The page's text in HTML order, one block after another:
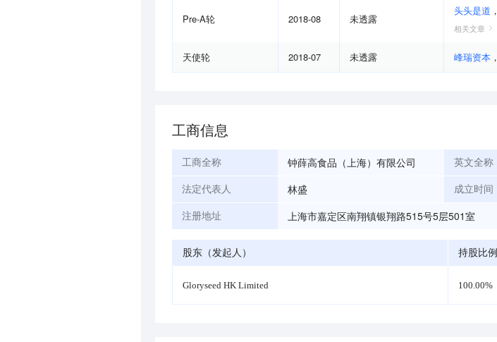
Pre-A轮 2018-08 未透露
头头是道 ，
相关文章
天使轮 2018-07 未透露 峰瑞资本 ，
工商信息
工商全称 钟薛高食品（上海）有限公司 英文全称
法定代表人 林盛 成立时间
注册地址 上海市嘉定区南翔镇银翔路515号5层501室
股东（发起人） 持股比例
Gloryseed HK Limited 100.00%